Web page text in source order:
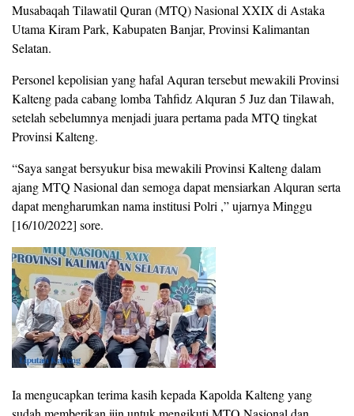
Musabaqah Tilawatil Quran (MTQ) Nasional XXIX di Astaka
Utama Kiram Park, Kabupaten Banjar, Provinsi Kalimantan
Selatan.
Personel kepolisian yang hafal Aquran tersebut mewakili Provinsi
Kalteng pada cabang lomba Tahfidz Alquran 5 Juz dan Tilawah,
setelah sebelumnya menjadi juara pertama pada MTQ tingkat
Provinsi Kalteng.
“Saya sangat bersyukur bisa mewakili Provinsi Kalteng dalam
ajang MTQ Nasional dan semoga dapat mensiarkan Alquran serta
dapat mengharumkan nama institusi Polri ,” ujarnya Minggu
[16/10/2022] sore.
Ia mengucapkan terima kasih kepada Kapolda Kalteng yang